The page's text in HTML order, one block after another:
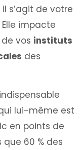
s’agit de votre
impacte
de vos instituts
des
lui-même est
en points de
60 % des